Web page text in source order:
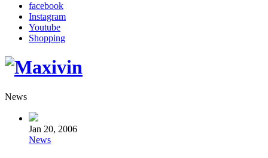
facebook
Instagram
Youtube
Shopping
News
Jan 20, 2006
News